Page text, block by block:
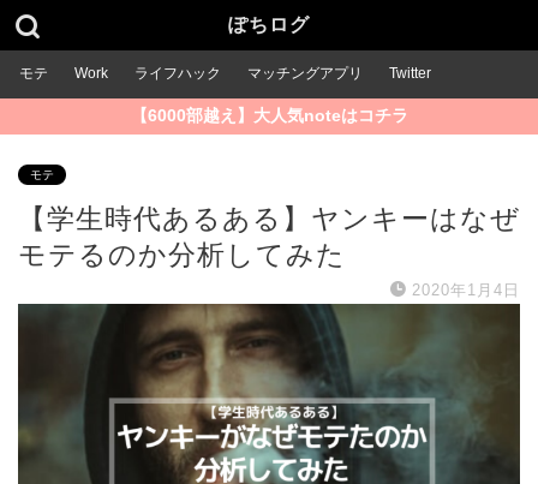
ぽちログ
モテ Work ライフハック マッチングアプリ Twitter
【6000部越え】大人気noteはコチラ
モテ
【学生時代あるある】ヤンキーはなぜ
モテるのか分析してみた
2020年1月4日